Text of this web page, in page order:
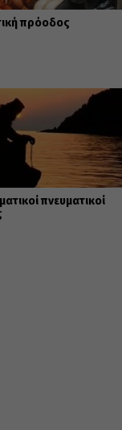
πρόοδος
πνευματικοί